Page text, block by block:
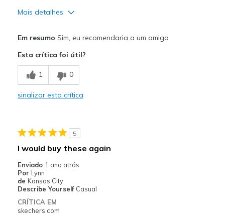
Mais detalhes
Comfortable
Durable
Casual Wear
Special Occasions
Travel
Em resumo Sim, eu recomendaria a um amigo
Esta crítica foi útil?
1 0
sinalizar esta crítica
5
I would buy these again
Enviado 1 ano atrás
Por Lynn
de Kansas City
Describe Yourself Casual
CRÍTICA EM
skechers.com